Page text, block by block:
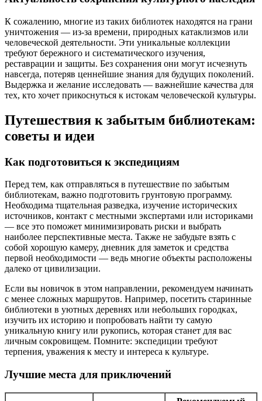
К сожалению, многие из таких библиотек находятся на грани
уничтожения — из-за времени, природных катаклизмов или
человеческой деятельности. Эти уникальные коллекции
требуют бережного и систематического изучения,
реставрации и защиты. Без сохранения они могут исчезнуть
навсегда, потеряв ценнейшие знания для будущих поколений.
Выдержка и желание исследовать — важнейшие качества для
тех, кто хочет прикоснуться к истокам человеческой культуры.
Путешествия к забытым библиотекам:
советы и идеи
Как подготовиться к экспедициям
Перед тем, как отправляться в путешествие по забытым
библиотекам, важно подготовить грунтовую программу.
Необходима тщательная разведка, изучение исторических
источников, контакт с местными экспертами или историками
— все это поможет минимизировать риски и выбрать
наиболее перспективные места. Также не забудьте взять с
собой хорошую камеру, дневник для заметок и средства
первой необходимости — ведь многие объекты расположены
далеко от цивилизации.
Если вы новичок в этом направлении, рекомендуем начинать
с менее сложных маршрутов. Например, посетить старинные
библиотеки в уютных деревнях или небольших городках,
изучить их историю и попробовать найти ту самую
уникальную книгу или рукопись, которая станет для вас
личным сокровищем. Помните: экспедиции требуют
терпения, уважения к месту и интереса к культуре.
Лучшие места для приключений